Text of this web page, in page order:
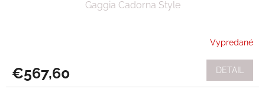
Gaggia Cadorna Style
Vypredané
€567,60 DETAIL